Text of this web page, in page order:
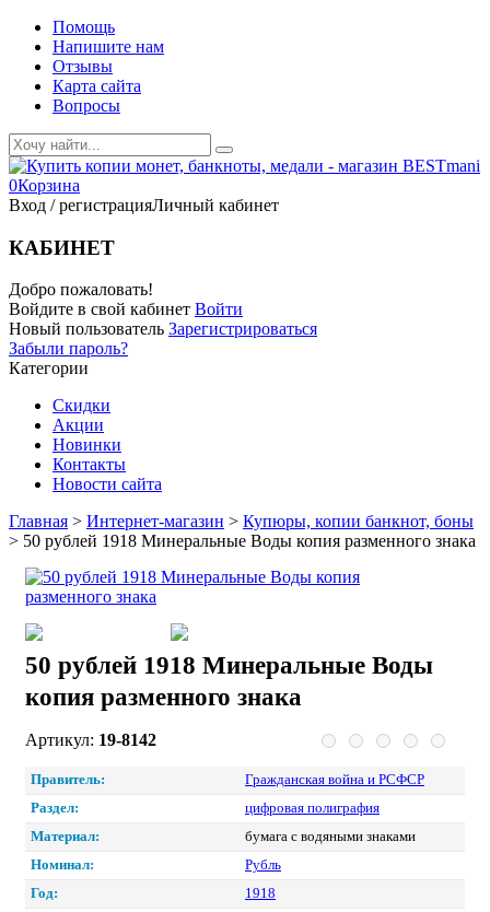
Помощь
Напишите нам
Отзывы
Карта сайта
Вопросы
0Корзина
Вход / регистрацияЛичный кабинет
КАБИНЕТ
Добро пожаловать!
Войдите в свой кабинет Войти
Новый пользователь Зарегистрироваться
Забыли пароль?
Категории
Скидки
Акции
Новинки
Контакты
Новости сайта
Главная > Интернет-магазин > Купюры, копии банкнот, боны
> 50 рублей 1918 Минеральные Воды копия разменного знака
50 рублей 1918 Минеральные Воды
копия разменного знака
Артикул: 19-8142
Правитель:
Гражданская война и РСФСР
Раздел:
цифровая полиграфия
Материал:
бумага с водяными знаками
Номинал:
Рубль
Год:
1918